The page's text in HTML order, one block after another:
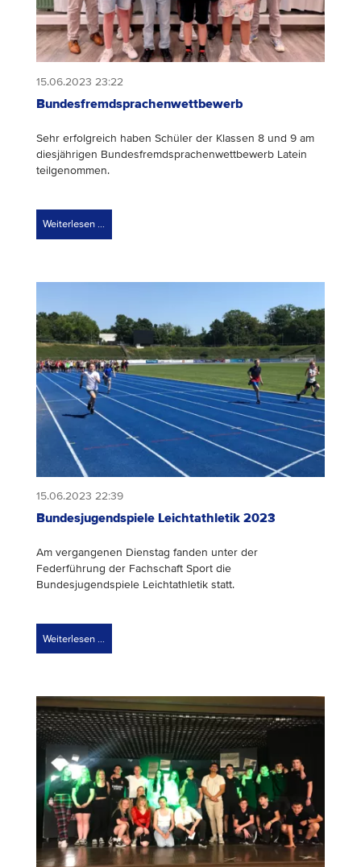
15.06.2023 23:22
Bundesfremdsprachenwettbewerb
Sehr erfolgreich haben Schüler der Klassen 8 und 9 am
diesjährigen Bundesfremdsprachenwettbewerb Latein
teilgenommen.
Weiterlesen …
15.06.2023 22:39
Bundesjugendspiele Leichtathletik 2023
Am vergangenen Dienstag fanden unter der
Federführung der Fachschaft Sport die
Bundesjugendspiele Leichtathletik statt.
Weiterlesen …